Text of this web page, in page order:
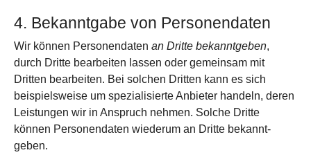
4. Bekanntgabe von Personen­daten
Wir können Personen­daten an Dritte bekanntgeben,
durch Dritte bearbeiten lassen oder gemeinsam mit
Dritten bearbeiten. Bei solchen Dritten kann es sich
beispielsweise um speziali­sierte Anbieter handeln, deren
Leistungen wir in Anspruch nehmen. Solche Dritte
können Personen­daten wiederum an Dritte bekannt­
geben.